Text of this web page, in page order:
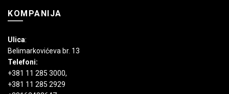
KOMPANIJA
Ulica:
Belimarkovićeva br. 13
Telefoni:
+381 11 285 3000,
+381 11 285 2929